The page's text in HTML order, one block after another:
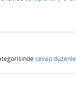
cevap